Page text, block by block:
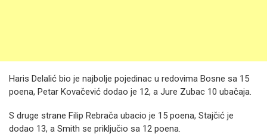
Haris Delalić bio je najbolje pojedinac u redovima Bosne sa 15
poena, Petar Kovačević dodao je 12, a Jure Zubac 10 ubačaja.
S druge strane Filip Rebrača ubacio je 15 poena, Stajčić je
dodao 13, a Smith se priključio sa 12 poena.